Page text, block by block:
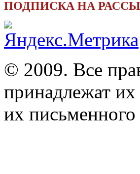
ПОДПИСКА НА
© 2009. Все
принадлежат их
их